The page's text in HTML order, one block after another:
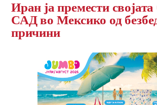
Иран ја премести својата
САД во Мексико од
причини